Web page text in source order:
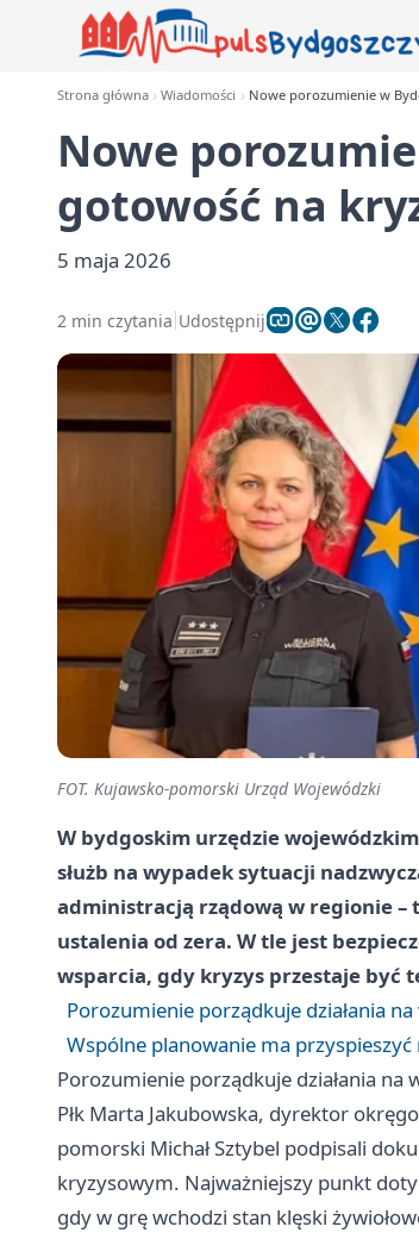
Strona główna Wiadomości Nowe porozumienie w
Nowe
gotowość na
5 maja 2026
2 min czytania Udostępnij
FOT. Kujawsko-pomorski Urząd Wojewódzki
W bydgoskim urzędzie
służb na wypadek sytuacji
administracją rządową w regionie –
ustalenia od zera. W tle jest
wsparcia, gdy kryzys przestaje być
Porozumienie porządkuje działania
Wspólne planowanie ma przyspieszyć
Porozumienie porządkuje działania na
Płk Marta Jakubowska, dyrektor
pomorski Michał Sztybel podpisali
kryzysowym. Najważniejszy punkt
gdy w grę wchodzi stan klęski